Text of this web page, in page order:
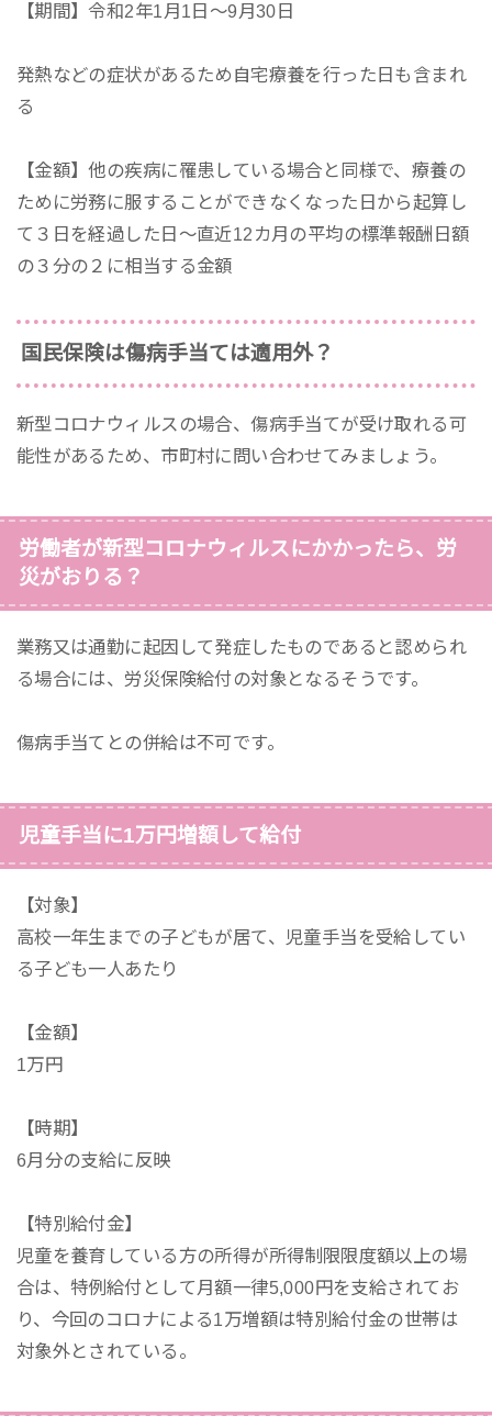
【期間】令和2年1月1日～9月30日
発熱などの症状があるため自宅療養を行った日も含まれ
る
【金額】他の疾病に罹患している場合と同様で、療養の
ために労務に服することができなくなった日から起算し
て３日を経過した日～直近12カ月の平均の標準報酬日額
の３分の２に相当する金額
国民保険は傷病手当ては適用外？
新型コロナウィルスの場合、傷病手当てが受け取れる可
能性があるため、市町村に問い合わせてみましょう。
労働者が新型コロナウィルスにかかったら、労
災がおりる？
業務又は通勤に起因して発症したものであると認められ
る場合には、労災保険給付の対象となるそうです。
傷病手当てとの併給は不可です。
児童手当に1万円増額して給付
【対象】
高校一年生までの子どもが居て、児童手当を受給してい
る子ども一人あたり
【金額】
1万円
【時期】
6月分の支給に反映
【特別給付金】
児童を養育している方の所得が所得制限限度額以上の場
合は、特例給付として月額一律5,000円を支給されてお
り、今回のコロナによる1万増額は特別給付金の世帯は
対象外とされている。